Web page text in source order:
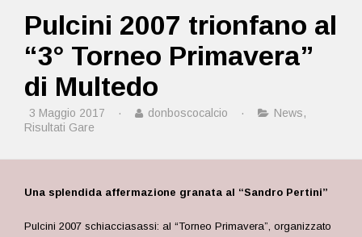
Pulcini 2007 trionfano al
“3° Torneo Primavera”
di Multedo
3 Maggio 2017 · donboscocalcio · News,
Risultati Gare
Una splendida affermazione granata al “Sandro Pertini”
Pulcini 2007 schiacciasassi: al “Torneo Primavera”, organizzato